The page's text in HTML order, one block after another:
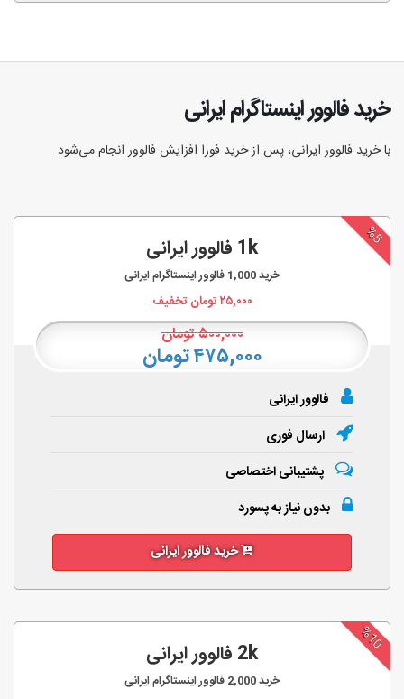
خرید فالوور اینستاگرام ایرانی
با خرید فالوور ایرانی، پس از خرید فورا افزایش فالوور انجام‌ می‌شود.
%5 1k فالوور ایرانی
خرید1,000 فالوور اینستاگرام ایرانی
۲۵,۰۰۰تومان تخفیف
۵۰۰,۰۰۰تومان
۴۷۵,۰۰۰ تومان
فالوور ایرانی
ارسال فوری
پشتیبانی اختصاصی
بدون نیاز به پسورد
خرید فالوور ایرانی
%10
2k فالوور ایرانی
خرید2,000 فالوور اینستاگرام ایرانی